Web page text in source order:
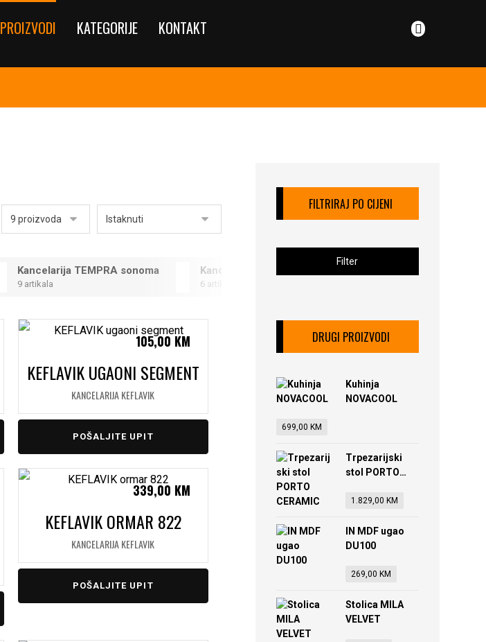
PROIZVODI KATEGORIJE KONTAKT
Kancelarija TEMPRA sonoma
9 artikala
Kancelarija TEMPRA 2
6 artikala
KEFLAVIK UGAONI SEGMENT
KANCELARIJA KEFLAVIK
105,00 KM
POŠALJITE UPIT
KEFLAVIK ORMAR 822
KANCELARIJA KEFLAVIK
339,00 KM
POŠALJITE UPIT
FILTRIRAJ PO CIJENI
Filter
DRUGI PROIZVODI
Kuhinja
NOVACOOL
699,00 KM
Trpezarijski
stol PORTO
1.829,00 KM
IN MDF ugao
DU100
269,00 KM
Stolica MILA
VELVET